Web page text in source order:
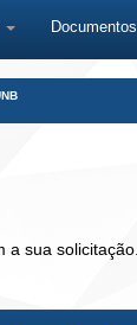
Documentos
a sua solicitação.